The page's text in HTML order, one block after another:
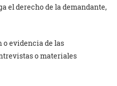
el derecho de la demandante,
evidencia de las
o materiales